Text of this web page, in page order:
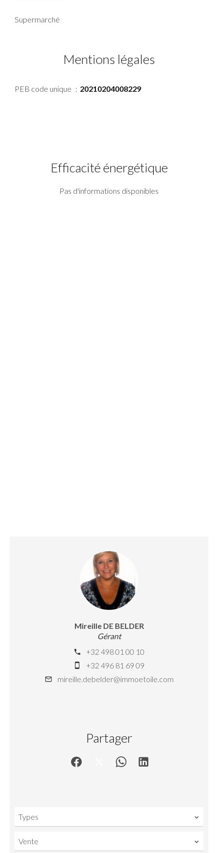
Supermarché
Mentions légales
PEB code unique 20210204008229
Efficacité énergétique
Pas d'informations disponibles
Mireille DE BELDER
Gérant
+32 498 01 00 10
+32 496 81 69 09
mireille.debelder@immoetoile.com
Partager
Types
Vente